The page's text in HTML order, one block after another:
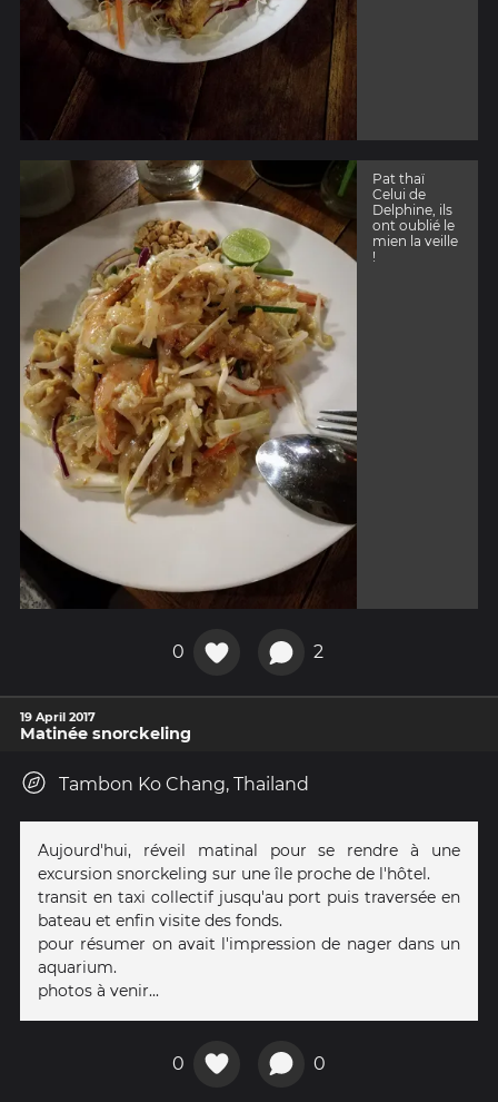
Pat thaï
Celui de
Delphine, ils
ont oublié le
mien la veille
!
0 2
19 April 2017
Matinée snorckeling
Tambon Ko Chang, Thailand
Aujourd'hui, réveil matinal pour se rendre à une
excursion snorckeling sur une île proche de l'hôtel.
transit en taxi collectif jusqu'au port puis traversée en
bateau et enfin visite des fonds.
pour résumer on avait l'impression de nager dans un
aquarium.
photos à venir...
0 0